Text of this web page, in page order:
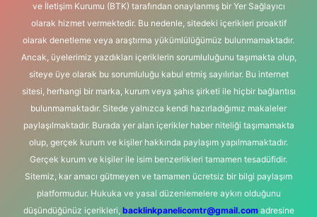
ve İletişim Kurumu (BTK) tarafından onaylanmış bir Yer Sağlayıcı
olarak hizmet vermektedir. Bu nedenle, sitedeki içerikleri proaktif
olarak denetleme veya araştırma yükümlülüğümüz bulunmamaktadır.
Ancak, üyelerimiz yazdıkları içeriklerin sorumluluğunu taşımakta olup,
siteye üye olarak bu sorumluluğu kabul etmiş sayılırlar. Bu internet
sitesi, herhangi bir marka, kurum veya şahıs şirketi ile hiçbir bağlantısı
bulunmamaktadır. Sitede yalnızca kendi hazırladığımız makaleler
paylaşılmaktadır. Burada yer alan içerikler haber niteliği taşımamakta
olup, gerçek kurum ve kişiler hakkında paylaşım yapılmamaktadır.
Gerçek kurum ve kişiler ile isim benzerlikleri tamamen tesadüfidir.
Sitemiz, kar amacı gütmeyen ve tamamen ücretsiz bir bilgi paylaşım
platformudur. Hukuka ve yasal düzenlemelere aykırı olduğunu
düşündüğünüz içerikleri, backlinkpanelicomtr@gmail.comadresine